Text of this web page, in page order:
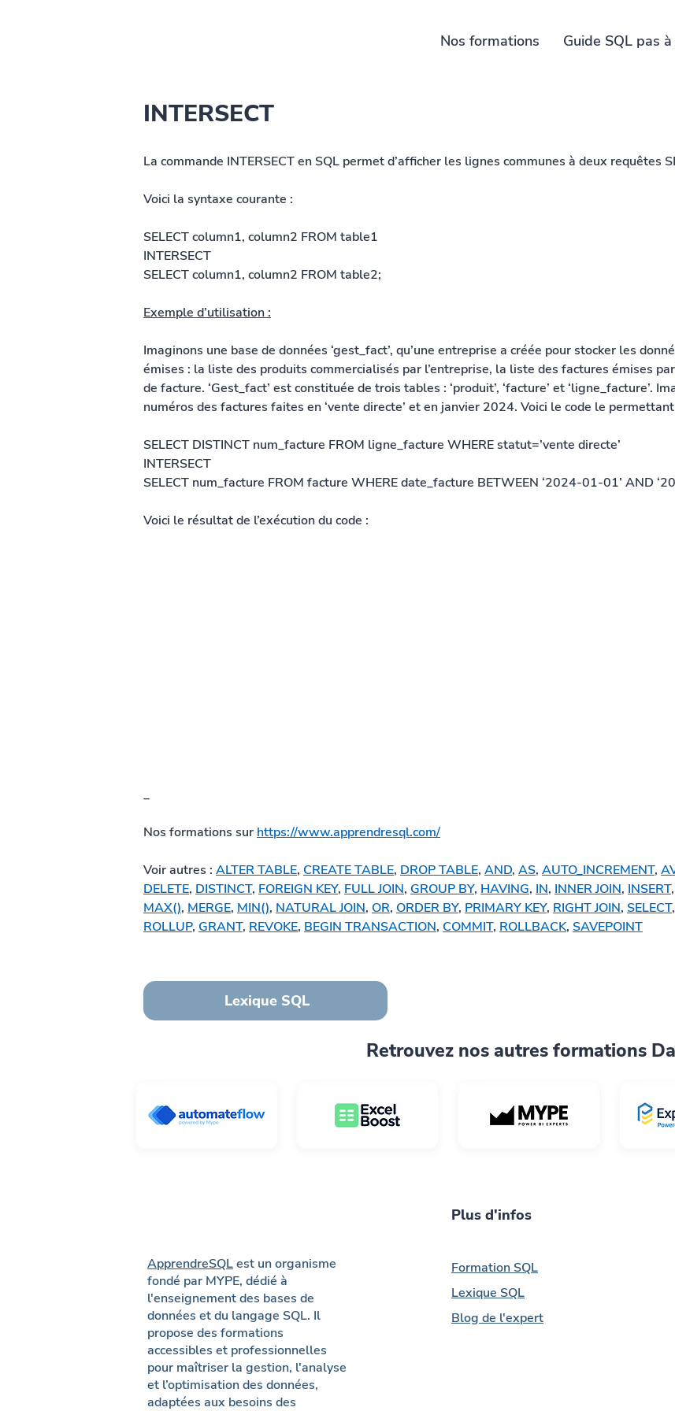
Nos formations Guide SQL pas
INTERSECT
La commande INTERSECT en SQL permet d’afficher les lignes communes à deux requêtes
Voici la syntaxe courante :
SELECT column1, column2 FROM table1
INTERSECT
SELECT column1, column2 FROM table2;
Exemple d’utilisation :
Imaginons une base de données ‘gest_fact’, qu’une entreprise a créée pour stocker les
émises : la liste des produits commercialisés par l’entreprise, la liste des factures émises
de facture. ‘Gest_fact’ est constituée de trois tables : ‘produit’, ‘facture’ et ‘ligne_facture’.
numéros des factures faites en ‘vente directe’ et en janvier 2024. Voici le code le permettant
SELECT DISTINCT num_facture FROM ligne_facture WHERE statut=’vente directe’
INTERSECT
SELECT num_facture FROM facture WHERE date_facture BETWEEN ‘2024-01-01’ AND
Voici le résultat de l’exécution du code :
_
Nos formations sur https://www.apprendresql.com/
Voir autres : ALTER TABLE, CREATE TABLE, DROP TABLE, AND, AS, AUTO_INCREMENT,
DELETE, DISTINCT, FOREIGN KEY, FULL JOIN, GROUP BY, HAVING, IN, INNER JOIN, INSERT,
MAX(), MERGE, MIN(), NATURAL JOIN, OR, ORDER BY, PRIMARY KEY, RIGHT JOIN, SELECT,
ROLLUP, GRANT, REVOKE, BEGIN TRANSACTION, COMMIT, ROLLBACK, SAVEPOINT
Lexique SQL
Retrouvez nos autres formations
ApprendreSQLest un organisme
fondé par MYPE, dédié à
l'enseignement des bases de
données et du langage SQL. Il
propose des formations
accessibles et professionnelles
pour maîtriser la gestion, l'analyse
et l’optimisation des données,
adaptées aux besoins des
Plus d'infos
Formation SQL
Lexique SQL
Blog de l'expert